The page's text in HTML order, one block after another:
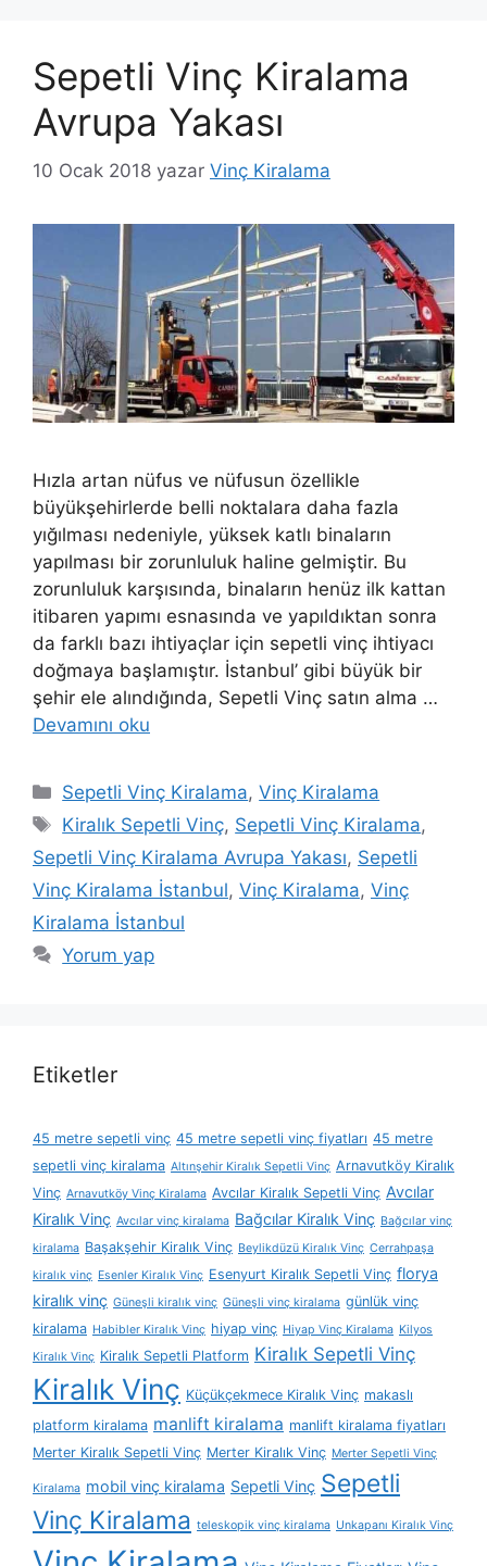
Sepetli Vinç Kiralama
Avrupa Yakası
10 Ocak 2018 yazar Vinç Kiralama
Hızla artan nüfus ve nüfusun özellikle
büyükşehirlerde belli noktalara daha fazla
yığılması nedeniyle, yüksek katlı binaların
yapılması bir zorunluluk haline gelmiştir. Bu
zorunluluk karşısında, binaların henüz ilk kattan
itibaren yapımı esnasında ve yapıldıktan sonra
da farklı bazı ihtiyaçlar için sepetli vinç ihtiyacı
doğmaya başlamıştır. İstanbul’ gibi büyük bir
şehir ele alındığında, Sepetli Vinç satın alma …
Devamını oku
Kategoriler
Sepetli Vinç Kiralama,Vinç Kiralama
Etiketler
Kiralık Sepetli Vinç, Sepetli Vinç Kiralama,
Sepetli Vinç Kiralama Avrupa Yakası, Sepetli
Vinç Kiralama İstanbul, Vinç Kiralama, Vinç
Kiralama İstanbul
Yorum yap
Etiketler
45 metre sepetli vinç 45 metre sepetli vinç fiyatları 45 metre
sepetli vinç kiralama Altınşehir Kiralık Sepetli Vinç Arnavutköy Kiralık
Vinç Arnavutköy Vinç Kiralama Avcılar Kiralık Sepetli Vinç Avcılar
Kiralık Vinç Avcılar vinç kiralama Bağcılar Kiralık Vinç Bağcılar vinç
kiralama Başakşehir Kiralık Vinç Beylikdüzü Kiralık Vinç Cerrahpaşa
kiralık vinç Esenler Kiralık Vinç Esenyurt Kiralık Sepetli Vinç florya
kiralık vinç Güneşli kiralık vinç Güneşli vinç kiralama günlük vinç
kiralama Habibler Kiralık Vinç hiyap vinç Hiyap Vinç Kiralama Kilyos
Kiralık Vinç Kiralık Sepetli Platform Kiralık Sepetli Vinç
Kiralık Vinç Küçükçekmece Kiralık Vinç makaslı
platform kiralama manlift kiralama manlift kiralama fiyatları
Merter Kiralık Sepetli Vinç Merter Kiralık Vinç Merter Sepetli Vinç
Kiralama mobil vinç kiralama Sepetli Vinç Sepetli
Vinç Kiralama teleskopik vinç kiralama Unkapanı Kiralık Vinç